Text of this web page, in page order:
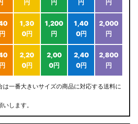
円
円
円
円
1,30
0円
1,200
円
1,40
0円
2,000
円
2,20
0円
2,00
0円
2,40
0円
2,800
円
は一番大きいサイズの商品に対応する送料に
します。